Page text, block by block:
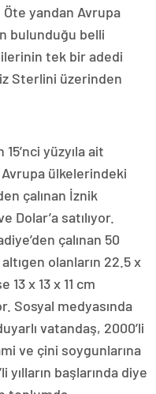
yandan Avrupa
bulunduğu belli
tek bir adedi
Sterlini üzerinden
yüzyıla ait
ülkelerindeki
çalınan İznik
satılıyor.
çalınan 50
olanların 22.5 x
x 13 x 11 cm
Sosyal medyasında
vatandaş, 2000’li
ve çini soygunlarına
başlarında diye